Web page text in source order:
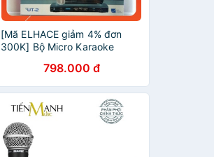
[Mã ELHACE giảm 4% đơn
300K] Bộ Micro Karaoke
Cấp - Cực Nhạy Âm Thanh
Vang,Trong, Sáng
798.000 đ